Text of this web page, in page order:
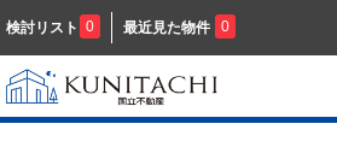
検討リスト 0 最近見た物件 0